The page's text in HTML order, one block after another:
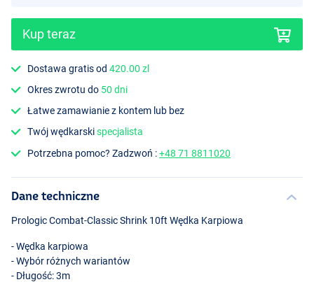
Kup teraz
Dostawa gratis od420.00 zl
Okres zwrotu do 50 dni
Łatwe zamawianie z kontem lub bez
Twój wędkarskispecjalista
Potrzebna pomoc? Zadzwoń :+48 71 8811020
Dane techniczne
Prologic Combat-Classic Shrink 10ft Wędka Karpiowa
- Wędka karpiowa
- Wybór różnych wariantów
- Długość: 3m